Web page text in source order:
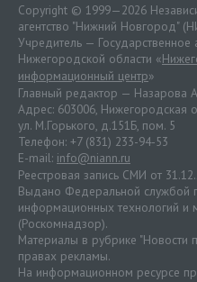
Copyright © 1999—2026
агентство "Нижний Новгород"
Учредитель —
Нижегородской области «
информационный центр»
Главный редактор — Назарова
Адрес: 603006, Нижегородская
ул. М.Горького, д.151Б, пом. 5
Телефон: +7 (831) 233-94-53
E-mail: info@niann.ru
Реестровая запись СМИ от
Выдано Федеральной службой
информационных технологий и
(Роскомнадзор).
Материалы в рубрике "Новости
правах рекламы.
На информационном ресурсе